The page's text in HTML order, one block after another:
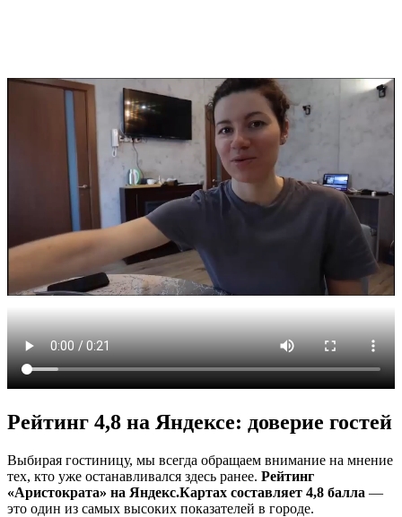
Рейтинг 4,8 на Яндексе: доверие гостей
Выбирая гостиницу, мы всегда обращаем внимание на мнение
тех, кто уже останавливался здесь ранее. Рейтинг
«Аристократа» на Яндекс.Картах составляет 4,8 балла —
это один из самых высоких показателей в городе.